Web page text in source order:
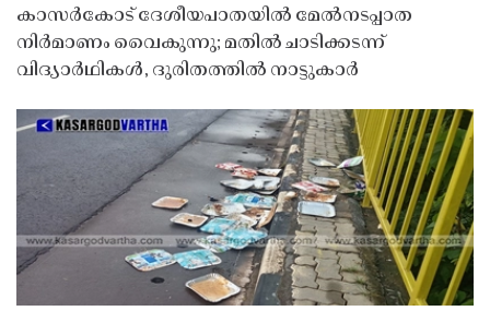
കാസർകോട് ദേശീയപാതയിൽ മേൽനടപ്പാത
നിർമാണം വൈകുന്നു; മതിൽ ചാടിക്കടന്ന്
വിദ്യാർഥികൾ, ദുരിതത്തിൽ നാട്ടുകാർ